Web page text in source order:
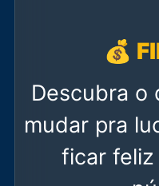
💰
Descubra o
mudar pra
ficar feliz